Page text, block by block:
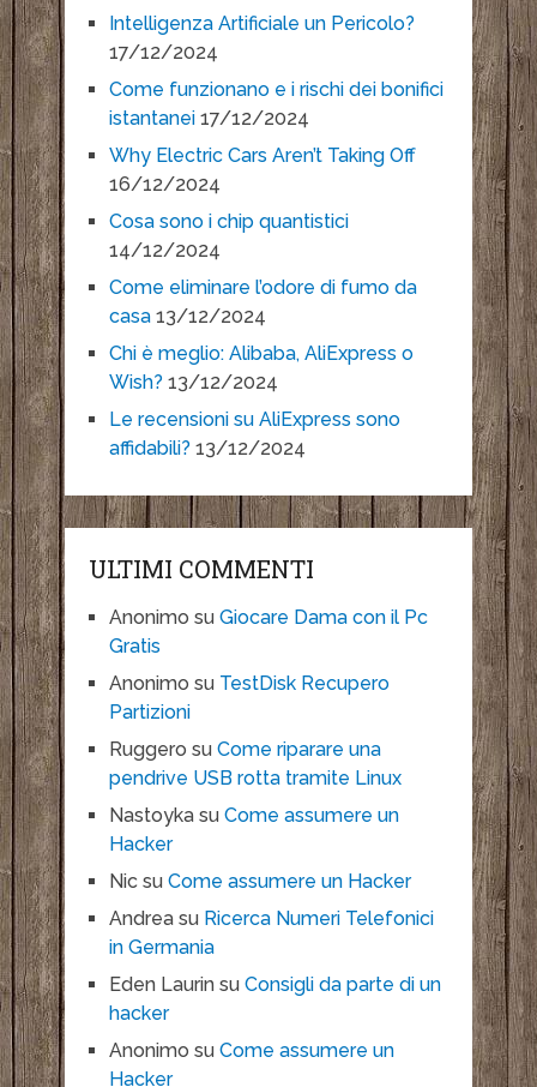
Intelligenza Artificiale un Pericolo?
17/12/2024
Come funzionano e i rischi dei bonifici
istantanei 17/12/2024
Why Electric Cars Aren’t Taking Off
16/12/2024
Cosa sono i chip quantistici
14/12/2024
Come eliminare l’odore di fumo da
casa 13/12/2024
Chi è meglio: Alibaba, AliExpress o
Wish? 13/12/2024
Le recensioni su AliExpress sono
affidabili? 13/12/2024
ULTIMI COMMENTI
Anonimo su Giocare Dama con il Pc
Gratis
Anonimo su TestDisk Recupero
Partizioni
Ruggero su Come riparare una
pendrive USB rotta tramite Linux
Nastoykasu Come assumere un
Hacker
Nicsu Come assumere un Hacker
Andreasu Ricerca Numeri Telefonici
in Germania
Eden Laurinsu Consigli da parte di un
hacker
Anonimo su Come assumere un
Hacker